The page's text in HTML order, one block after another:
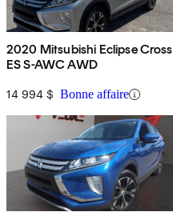
2020 Mitsubishi Eclipse Cross
ES S-AWC AWD
14 994 $ Bonne affaire